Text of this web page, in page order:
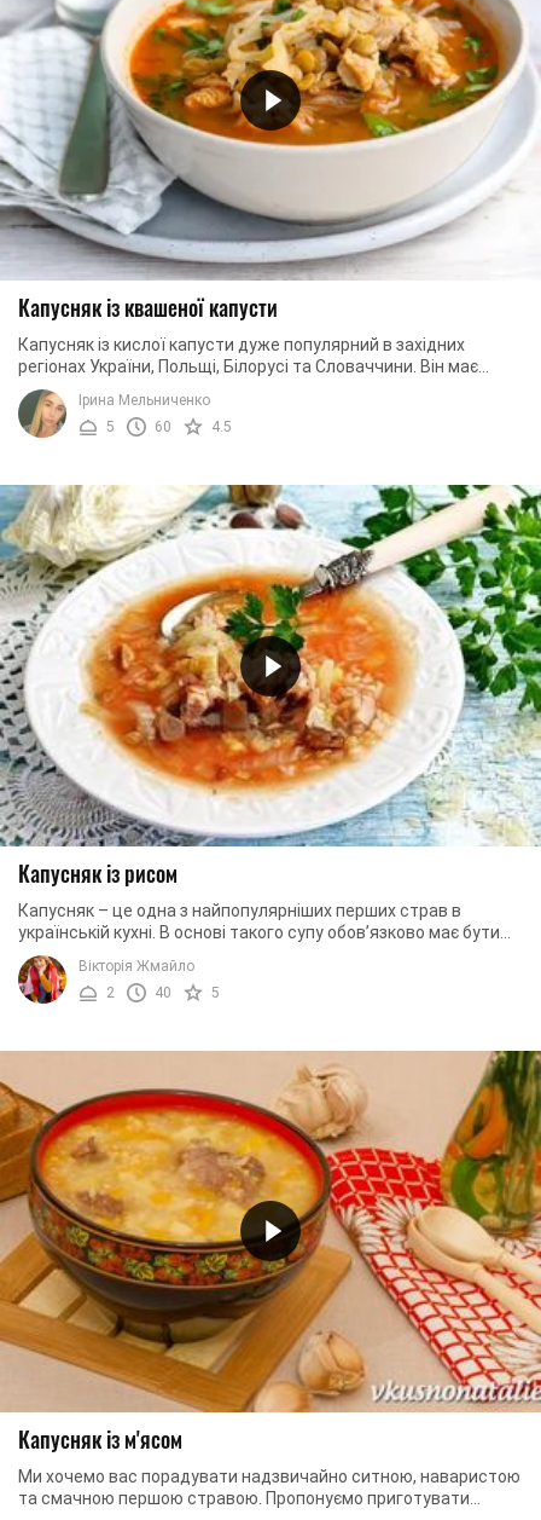
Капусняк із квашеної капусти
Капусняк із кислої капусти дуже популярний в західних
регіонах України, Польщі, Білорусі та Словаччини. Він має
насичений смак із невеликою ...
Ірина Мельниченко
5
60 4.5
Капусняк із рисом
Капусняк – це одна з найпопулярніших перших страв в
українській кухні. В основі такого супу обов’язково має бути
свіжа або квашена капуста. Доповнює ...
Вікторія Жмайло
2
40 5
Капусняк із м'ясом
Ми хочемо вас порадувати надзвичайно ситною, наваристою
та смачною першою стравою. Пропонуємо приготувати